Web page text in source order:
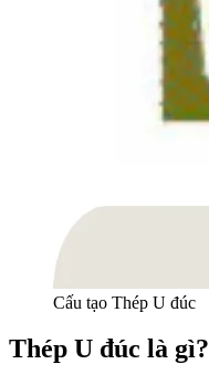
Cấu tạo Thép U đúc
Thép U đúc là gì?